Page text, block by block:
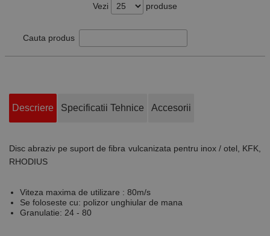
Vezi produse
Cauta produs
Descriere Specificatii Tehnice Accesorii
Disc abraziv pe suport de fibra vulcanizata pentru inox / otel, KFK,
RHODIUS
Viteza maxima de utilizare : 80m/s
Se foloseste cu: polizor unghiular de mana
Granulatie: 24 - 80